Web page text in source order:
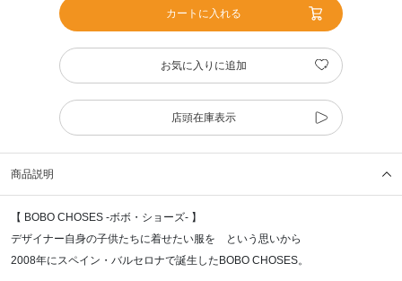
カートに入れる
お気に入りに追加
店頭在庫表示
商品説明
【 BOBO CHOSES -ボボ・ショーズ- 】
デザイナー自身の子供たちに着せたい服を という思いから
2008年にスペイン・バルセロナで誕生したBOBO CHOSES。